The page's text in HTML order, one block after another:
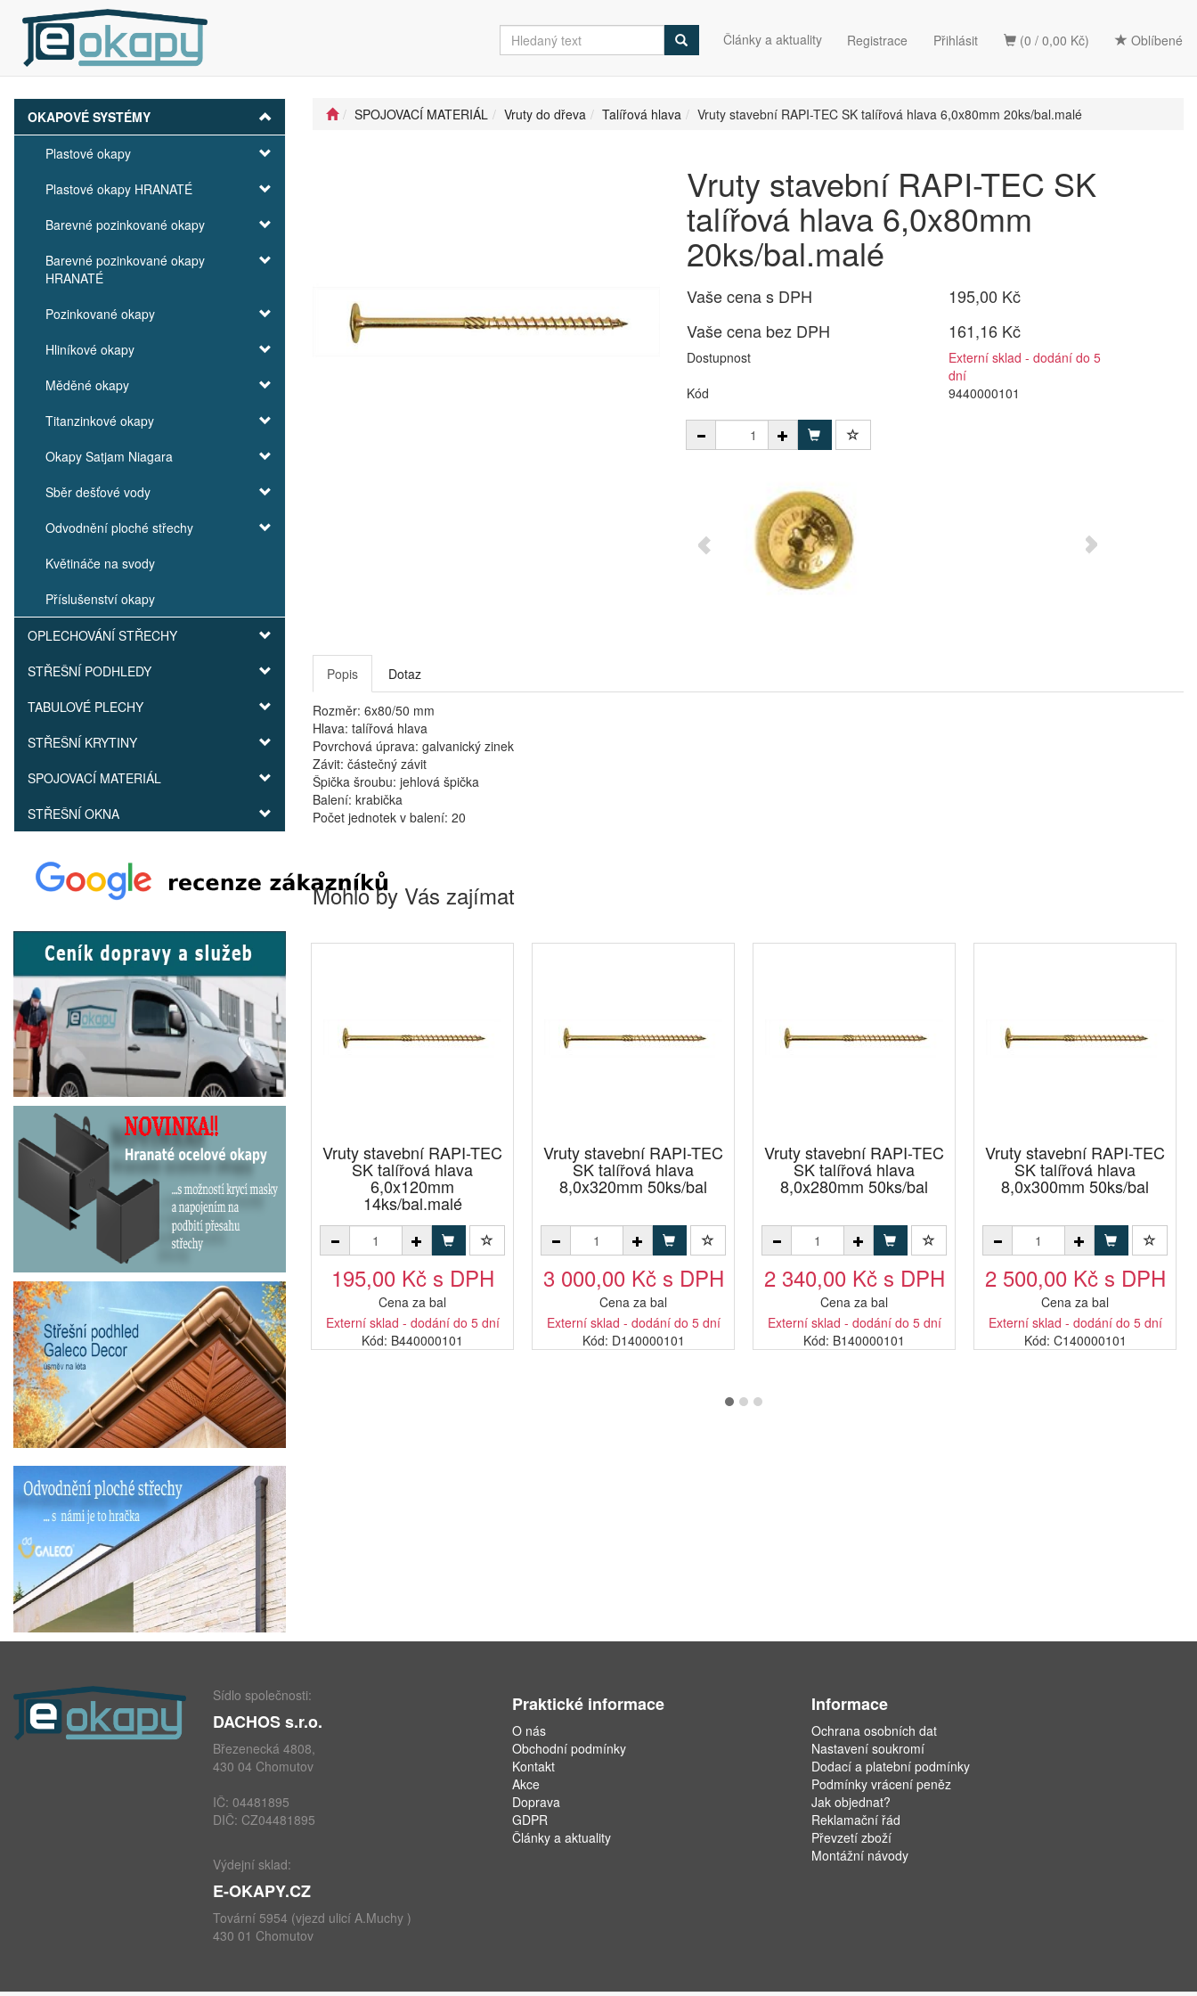
(0 / 0,00 Kč) Oblíbené
Články a aktuality Registrace Přihlásit
OKAPOVÉ SYSTÉMY
Plastové okapy
Plastové okapy HRANATÉ
Barevné pozinkované okapy
Barevné pozinkované okapy
HRANATÉ
Pozinkované okapy
Hliníkové okapy
Měděné okapy
Titanzinkové okapy
Okapy Satjam Niagara
Sběr dešťové vody
Odvodnění ploché střechy
Květináče na svody
Příslušenství okapy
OPLECHOVÁNÍ STŘECHY
STŘEŠNÍ PODHLEDY
TABULOVÉ PLECHY
STŘEŠNÍ KRYTINY
SPOJOVACÍ MATERIÁL
STŘEŠNÍ OKNA
SPOJOVACÍ MATERIÁL Vruty do dřeva Talířová hlava Vruty stavební RAPI-TEC SK talířová hlava 6,0x80mm 20ks/bal.malé
Vruty stavební RAPI-TEC SK
talířová hlava 6,0x80mm
20ks/bal.malé
Vaše cena s DPH
195,00 Kč
Vaše cena bez DPH
161,16 Kč
Dostupnost
Externí sklad - dodání do 5
dní
Kód
9440000101
Popis Dotaz
Rozměr: 6x80/50 mm
Hlava: talířová hlava
Povrchová úprava: galvanický zinek
Závit: částečný závit
Špička šroubu: jehlová špička
Balení: krabička
Počet jednotek v balení: 20
Mohlo by Vás zajímat
Vruty stavební RAPI-TEC
SK talířová hlava
6,0x120mm
14ks/bal.malé
195,00 Kč s DPH
Cena za bal
Externí sklad - dodání do 5 dní
Kód: B440000101
Vruty stavební RAPI-TEC
SK talířová hlava
8,0x320mm 50ks/bal
3 000,00 Kč s DPH
Cena za bal
Externí sklad - dodání do 5 dní
Kód: D140000101
Vruty stavební RAPI-TEC
SK talířová hlava
8,0x280mm 50ks/bal
2 340,00 Kč s DPH
Cena za bal
Externí sklad - dodání do 5 dní
Kód: B140000101
Vruty stavební RAPI-TEC
SK talířová hlava
8,0x300mm 50ks/bal
2 500,00 Kč s DPH
Cena za bal
Externí sklad - dodání do 5 dní
Kód: C140000101
Sídlo společnosti:
DACHOS s.r.o.
Březenecká 4808,
430 04 Chomutov
IČ: 04481895
DIČ: CZ04481895
Výdejní sklad:
E-OKAPY.CZ
Tovární 5954 (vjezd ulicí A.Muchy )
430 01 Chomutov
Praktické informace
O nás
Obchodní podmínky
Kontakt
Akce
Doprava
GDPR
Články a aktuality
Informace
Ochrana osobních dat
Nastavení soukromí
Dodací a platební podmínky
Podmínky vrácení peněz
Jak objednat?
Reklamační řád
Převzetí zboží
Montážní návody